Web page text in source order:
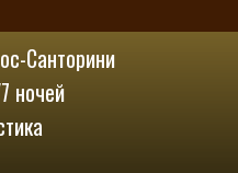
Санторини
ночей